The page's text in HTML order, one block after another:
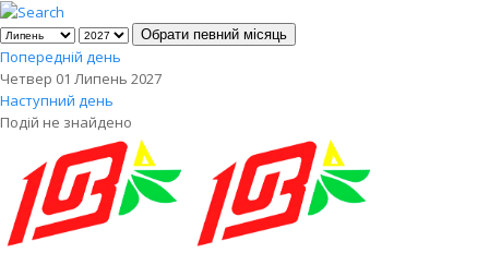
Обрати певний місяць
Попередній день
Четвер 01 Липень 2027
Наступний день
Подій не знайдено